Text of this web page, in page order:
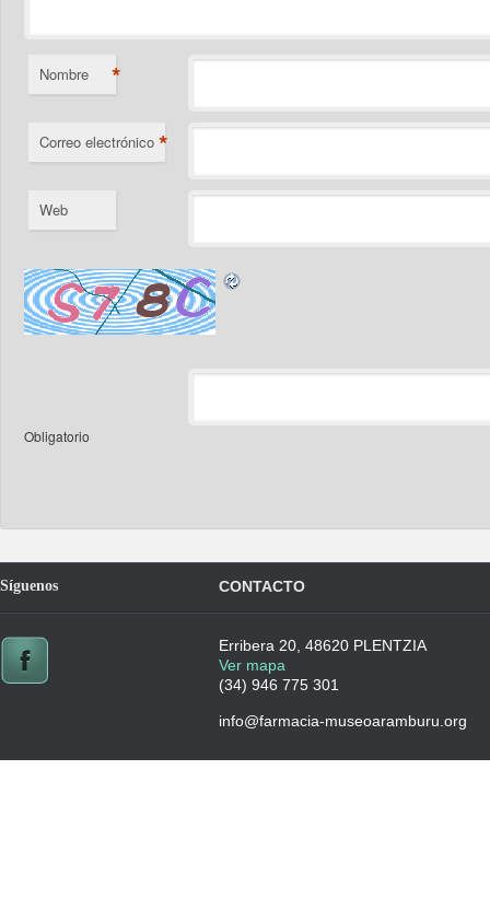
Nombre *
Correo electrónico *
Web
Obligatorio
Síguenos CONTACTO
Erribera 20, 48620 PLENTZIA
Ver mapa
(34) 946 775 301
info@farmacia-museoaramburu.org